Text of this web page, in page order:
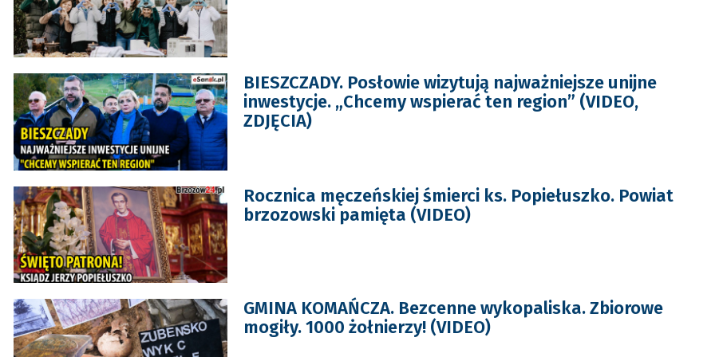
BIESZCZADY. Posłowie wizytują najważniejsze unijne
inwestycje. „Chcemy wspierać ten region” (VIDEO,
ZDJĘCIA)
Rocznica męczeńskiej śmierci ks. Popiełuszko. Powiat
brzozowski pamięta (VIDEO)
GMINA KOMAŃCZA. Bezcenne wykopaliska. Zbiorowe
mogiły. 1000 żołnierzy! (VIDEO)